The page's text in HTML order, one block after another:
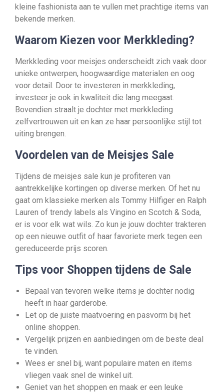
kleine fashionista aan te vullen met prachtige items van
bekende merken.
Waarom Kiezen voor Merkkleding?
Merkkleding voor meisjes onderscheidt zich vaak door
unieke ontwerpen, hoogwaardige materialen en oog
voor detail. Door te investeren in merkkleding,
investeer je ook in kwaliteit die lang meegaat.
Bovendien straalt je dochter met merkkleding
zelfvertrouwen uit en kan ze haar persoonlijke stijl tot
uiting brengen.
Voordelen van de Meisjes Sale
Tijdens de meisjes sale kun je profiteren van
aantrekkelijke kortingen op diverse merken. Of het nu
gaat om klassieke merken als Tommy Hilfiger en Ralph
Lauren of trendy labels als Vingino en Scotch & Soda,
er is voor elk wat wils. Zo kun je jouw dochter trakteren
op een nieuwe outfit of haar favoriete merk tegen een
gereduceerde prijs scoren.
Tips voor Shoppen tijdens de Sale
Bepaal van tevoren welke items je dochter nodig
heeft in haar garderobe.
Let op de juiste maatvoering en pasvorm bij het
online shoppen.
Vergelijk prijzen en aanbiedingen om de beste deal
te vinden.
Wees er snel bij, want populaire maten en items
vliegen vaak snel de winkel uit.
Geniet van het shoppen en maak er een leuke